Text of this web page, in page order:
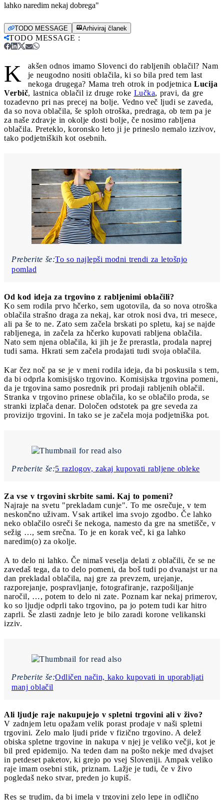
lahko naredim nekaj dobrega"
TODO MESSAGE Arhiviraj članek
TODO MESSAGE :
K
akšen odnos imamo Slovenci do rabljenih oblačil? Nam
je neugodno nositi oblačila, ki so bila pred tem last
nekoga drugega? Mama treh otrok in podjetnica Lucija
Verbič, lastnica oblačil iz druge roke Lučka, pravi, da gre
tozadevno pri nas precej na bolje. Vedno več ljudi se zaveda,
da so nova oblačila, še sploh otroška, predraga, ob tem pa je
za naše zdravje in okolje dosti bolje, če nosimo rabljena
oblačila. Preteklo, koronsko leto ji je prineslo nemalo izzivov,
tako podjetniških kot osebnih.
Preberite še:To so najlepši modni trendi za letošnjo
pomlad
Od kod ideja za trgovino z rabljenimi oblačili?
Ko sem rodila prvo hčerko, sem ugotovila, da so nova otroška
oblačila strašno draga za nekaj, kar otrok nosi dva, tri mesece,
ali pa še to ne. Zato sem začela brskati po spletu, kaj se najde
rabljenega, in začela za hčerko kupovati rabljena oblačila.
Nato sem njena oblačila, ki jih je že prerastla, prodala naprej
tudi sama. Hkrati sem začela prodajati tudi svoja oblačila.
Kar čez noč pa se je v meni rodila ideja, da bi poskusila s tem,
da bi odprla komisijsko trgovino. Komisijska trgovina pomeni,
da je trgovina samo posrednik pri prodaji rabljenih oblačil.
Stranka v trgovino prinese oblačila, ko se oblačilo proda, se
stranki izplača denar. Določen odstotek pa gre seveda za
provizijo trgovini. In tako se je začela moja podjetniška pot.
Preberite še:5 razlogov, zakaj kupovati rabljene obleke
Za vse v trgovini skrbite sami. Kaj to pomeni?
Najraje na svetu "prekladam cunje". To me osrečuje, v tem
neskončno uživam. Vsak artikel ima svojo zgodbo. Če lahko
neko oblačilo osreči še nekoga, namesto da gre na smetišče, v
sežig …, sem srečna. To je en korak več, ki ga lahko
naredim(o) za okolje.
A to delo ni lahko. Če nimaš veselja delati z oblačili, če se ne
zavedaš tega, da to delo pomeni, da boš tudi po dvanajst ur na
dan prekladal oblačila, naj gre za prevzem, urejanje,
razporejanje, pospravljanje, fotografiranje, razpošiljanje
naročil, …, potem to delo ni zate. Poznam kar nekaj primerov,
ko so ljudje odprli tako trgovino, pa jo potem tudi kar hitro
zaprli. Še zlasti zadnje leto je bilo zaradi korone velikanski
izziv.
Preberite še:Odličen način, kako kupovati in uporabljati
manj oblačil
Ali ljudje raje nakupujejo v spletni trgovini ali v živo?
V zadnjem letu opažam velik porast prodaje v naši spletni
trgovini. Zelo malo ljudi pride v fizično trgovino. A delež
obiska spletne trgovine in nakupa v njej je veliko večji, kot je
bil pred epidemijo. Na teden dam na pošto nekje med dvajset
in petdeset paketov, ki grejo po vsej Sloveniji. Ampak veliko
raje imam osebni stik, priznam. Lažje je tudi, če v živo
pogledaš neko stvar, preden jo kupiš.
Res se trudim, da bi imela v trgovini zelo lepe in odlično